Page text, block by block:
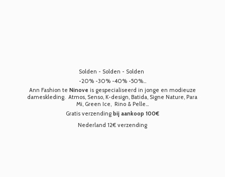
Solden - Solden - Solden
-20% -30% -40% -50%...
Ann Fashion te Ninove is gespecialiseerd in jonge en modieuze
dameskleding. Atmos, Senso, K-design, Batida, Signe Nature, Para
Mi, Green Ice, Rino & Pelle...
Gratis verzending bij aankoop 100€
Nederland 12€ verzending